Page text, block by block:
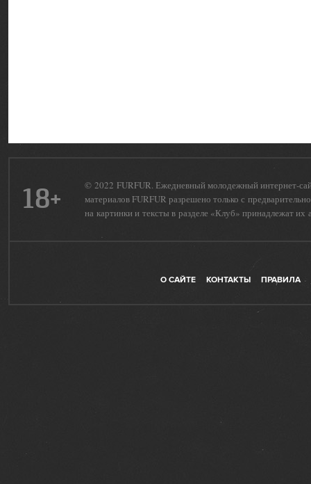
18+
© 2022 FURFUR. Ежедневный молодежный интернет-
материалов FURFUR разрешено только с
на картинки и тексты в разделе «Клуб» принадлежат их
О САЙТЕ КОНТАКТЫ ПРАВИЛА